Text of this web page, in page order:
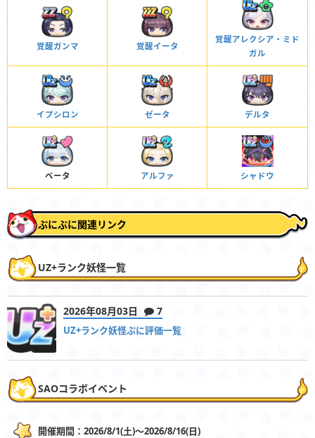
覚醒ガンマ 覚醒イータ
覚醒アレクシア・ミド
ガル
イプシロン ゼータ デルタ
ベータ アルファ シャドウ
ぷにぷに関連リンク
UZ+ランク妖怪一覧
2026年08月03日 7
UZ+ランク妖怪ぷに評価一覧
SAOコラボイベント
開催期間：2026/8/1(土)〜2026/8/16(日)